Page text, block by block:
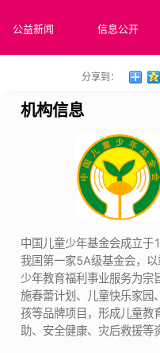
公益新闻 信息公开
分享到：
机构信息
中国儿童少年基金会成立于
我国第一家5A级基金会，
少年教育福利事业服务为宗
施春蕾计划、儿童快乐家园
孩等品牌项目，形成儿童教
助、安全健康、灾后救援等